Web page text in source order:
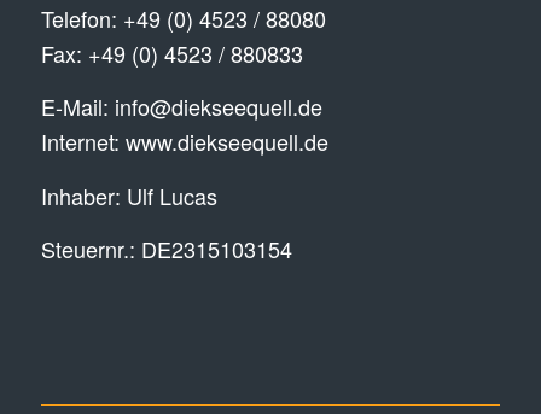
Telefon: +49 (0) 4523 / 88080
Fax: +49 (0) 4523 / 880833
E-Mail: info@diekseequell.de
Internet: www.diekseequell.de
Inhaber: Ulf Lucas
Steuernr.: DE2315103154